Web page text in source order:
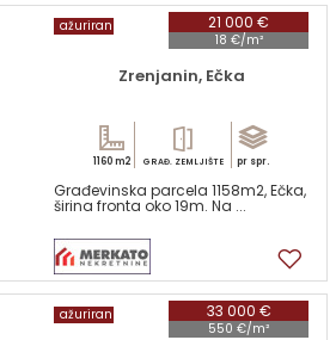
21 000 €
18 €/m²
ažuriran
Zrenjanin, Ečka
1160 m2 GRAĐ. ZEMLJIŠTE pr spr.
Građevinska parcela 1158m2, Ečka,
širina fronta oko 19m. Na ...
33 000 €
550 €/m²
ažuriran